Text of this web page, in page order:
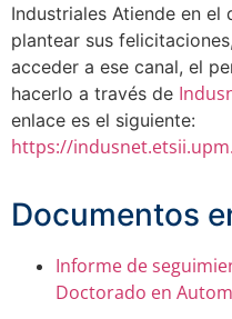
Industriales Atiende en el
plantear sus
acceder a ese canal, el
hacerlo a través de
enlace es el siguiente:
https://
Documentos
Informe de
Doctorado en